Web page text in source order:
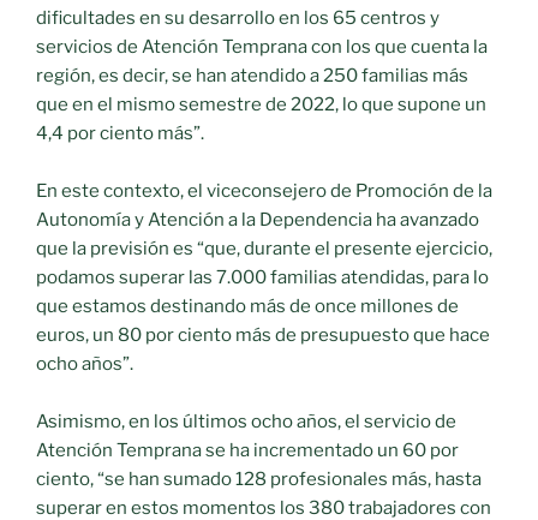
dificultades en su desarrollo en los 65 centros y
servicios de Atención Temprana con los que cuenta la
región, es decir, se han atendido a 250 familias más
que en el mismo semestre de 2022, lo que supone un
4,4 por ciento más”.
En este contexto, el viceconsejero de Promoción de la
Autonomía y Atención a la Dependencia ha avanzado
que la previsión es “que, durante el presente ejercicio,
podamos superar las 7.000 familias atendidas, para lo
que estamos destinando más de once millones de
euros, un 80 por ciento más de presupuesto que hace
ocho años”.
Asimismo, en los últimos ocho años, el servicio de
Atención Temprana se ha incrementado un 60 por
ciento, “se han sumado 128 profesionales más, hasta
superar en estos momentos los 380 trabajadores con